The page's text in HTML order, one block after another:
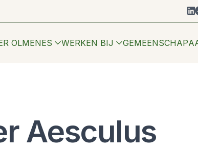
OLMENES WERKEN BIJ GEMEENSCHAP
Aesculus